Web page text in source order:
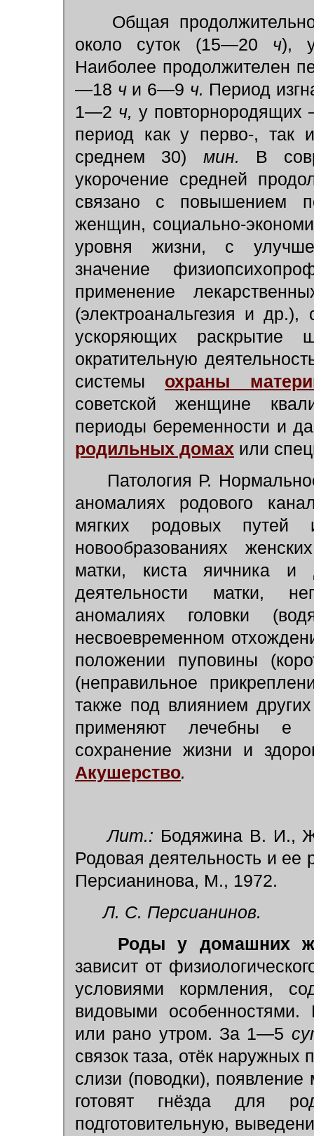
Общая
около суток (15—20 ч),
Наиболее продолжителен
—18 чи 6—9 ч. Период
1—2 ч, у
период как у перво-,
среднем 30) мин. В
укорочение средней
связано с повышением
женщин, социально-
уровня жизни, с
значение
применение
(электроанальгезия и
ускоряющих
ократительную
системы охраны
советской женщине
периоды беременности и
родильных домах или
Патология Р.
аномалиях родового
мягких родовых
новообразованиях
матки, киста яичника и
деятельности матки,
аномалиях головки
несвоевременном
положении пуповины
(неправильное
также под влиянием
применяют лечебны е
сохранение жизни и
Акушерство.
Лит.: Бодяжина В. И.,
Родовая деятельность и ее
Персианинова, М., 1972.
Л. С. Персианинов.
Роды у домашних
зависит от
условиями кормления,
видовыми особенностями.
или рано утром. За 1—5
связок таза, отёк наружных
слизи (поводки),
готовят гнёзда для
подготовительную,